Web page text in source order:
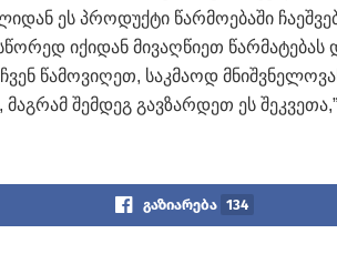
ეს პროდუქტი წარმოებაში
იქიდან მივაღწიეთ წარმატებას
წამოვიღეთ, საკმაოდ
შემდეგ გავზარდეთ ეს
გაზიარება 134